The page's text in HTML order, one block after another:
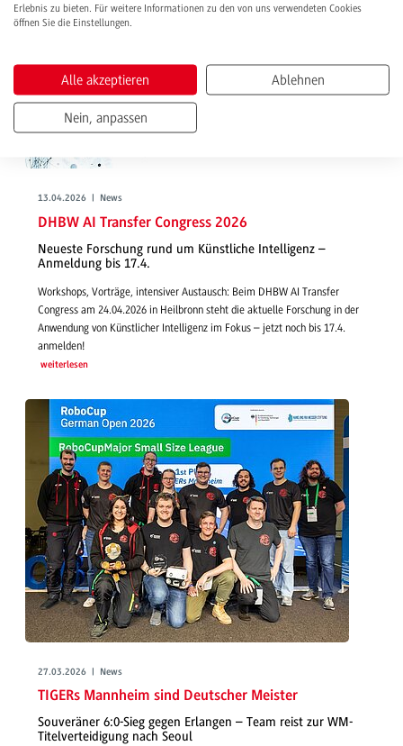
13.04.2026 | News
DHBW AI Transfer Congress 2026
Neueste Forschung rund um Künstliche Intelligenz –
Anmeldung bis 17.4.
Workshops, Vorträge, intensiver Austausch: Beim DHBW AI Transfer
Congress am 24.04.2026 in Heilbronn steht die aktuelle Forschung in der
Anwendung von Künstlicher Intelligenz im Fokus – jetzt noch bis 17.4.
anmelden!
weiterlesen
27.03.2026 | News
TIGERs Mannheim sind Deutscher Meister
Souveräner 6:0-Sieg gegen Erlangen – Team reist zur WM-
Titelverteidigung nach Seoul
Erlebnis zu bieten. Für weitere Informationen zu den von uns verwendeten Cookies
öffnen Sie die Einstellungen.
Alle akzeptieren Ablehnen
Nein, anpassen